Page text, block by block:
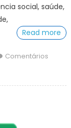
social, saúde,
Read more
Comentários